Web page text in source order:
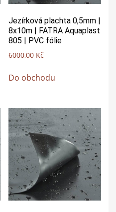
Jezírková plachta 0,5mm |
8x10m | FATRA Aquaplast
805 | PVC fólie
6000,00 Kč
Do obchodu